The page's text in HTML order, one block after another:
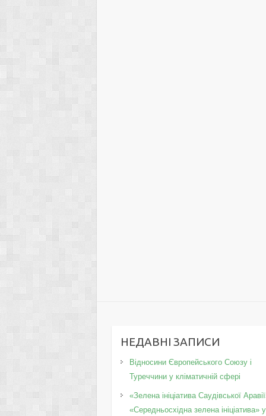
НЕДАВНІ ЗАПИСИ
Відносини Європейського Союзу і
Туреччини у кліматичній сфері
«Зелена ініціатива Саудівської
«Середньосхідна зелена ініціатива» у